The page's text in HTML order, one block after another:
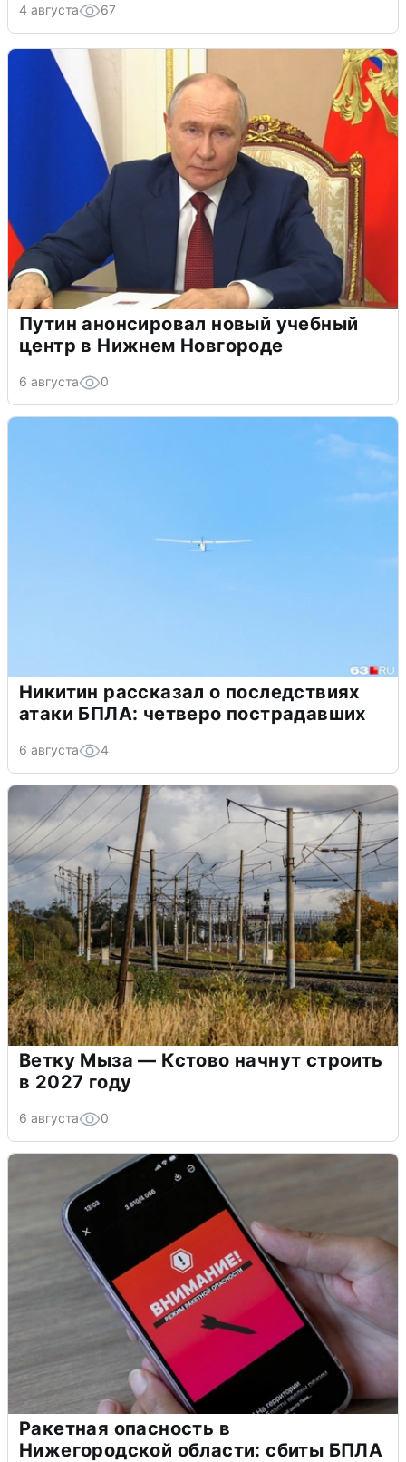
4 августа 67
Путин анонсировал новый учебный
центр в Нижнем Новгороде
6 августа 0
Никитин рассказал о последствиях
атаки БПЛА: четверо пострадавших
6 августа 4
Ветку Мыза — Кстово начнут строить
в 2027 году
6 августа 0
Ракетная опасность в
Нижегородской области: сбиты БПЛА